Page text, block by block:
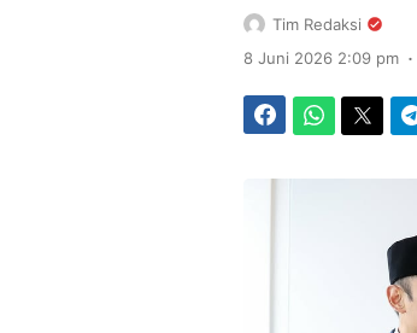
Tim Redaksi
8 Juni 2026 2:09 pm .